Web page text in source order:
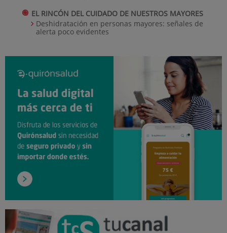
EL RINCÓN DEL CUIDADO DE NUESTROS MAYORES
Deshidratación en personas mayores: señales de
alerta poco evidentes